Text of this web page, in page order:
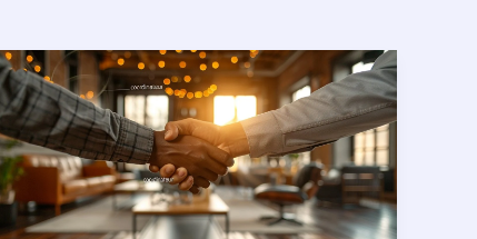
Coordonnateur
ou
coordinateur
:
différence,
rôle,